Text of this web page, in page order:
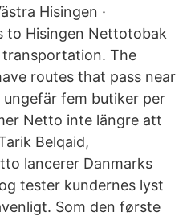
Hisingen ·
to Hisingen Nettotobak
The
routes that pass near
fem butiker per
Netto inte längre att
Belqaid,
lancerer Danmarks
tester kundernes lyst
Som den første